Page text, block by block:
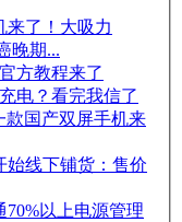
来了！大吸力
晚期...
方教程来了
电？看完我信了
国产双屏手机来
始线下铺货：售价
以上电源管理